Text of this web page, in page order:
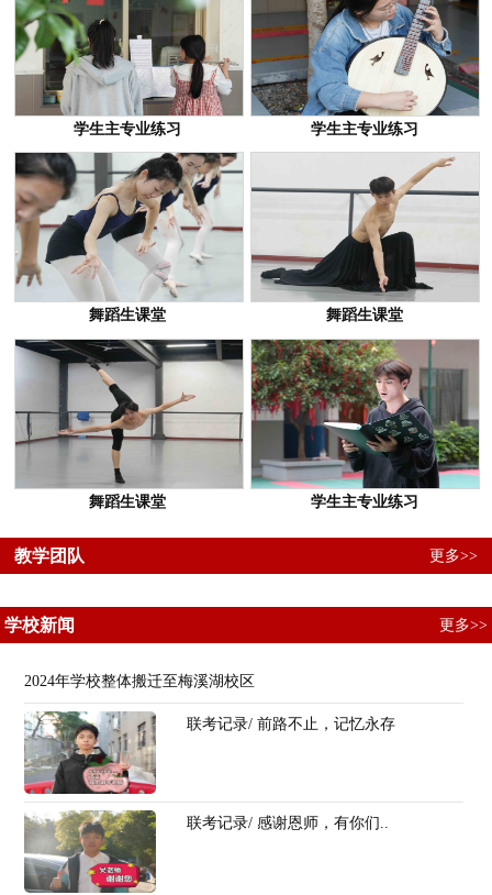
学生主专业练习 学生主专业练习
舞蹈生课堂 舞蹈生课堂
舞蹈生课堂 学生主专业练习
教学团队 更多>>
学校新闻 更多>>
2024年学校整体搬迁至梅溪湖校区
联考记录/ 前路不止，记忆永存
联考记录/ 感谢恩师，有你们..